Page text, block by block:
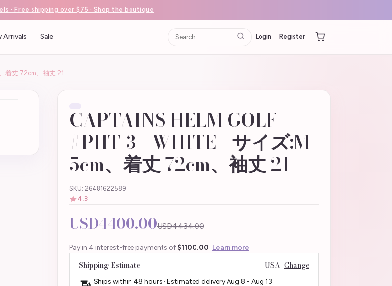
· Free shipping over $75 · Shop the boutique
Arrivals Sale Login Register
着丈 72cm、袖丈 21
CAPTAINS HELM GOLF
#PHT-3 - WHITE - サイズ:M
5cm、着丈 72cm、袖丈 21
SKU: 26481622589
4.3
USD4400.00USD4434.00
Pay in 4 interest-free payments of $1100.00 Learn more
Shipping Estimate USA Change
Ships within 48 hours · Estimated deliveryAug 8 - Aug 13